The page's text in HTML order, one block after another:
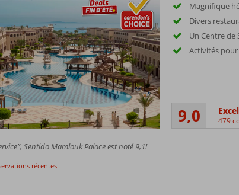
Magnifique
Divers
Un Centre de
Activités
9,0 479
Sentido Mamlouk Palace est noté 9,1!
récentes